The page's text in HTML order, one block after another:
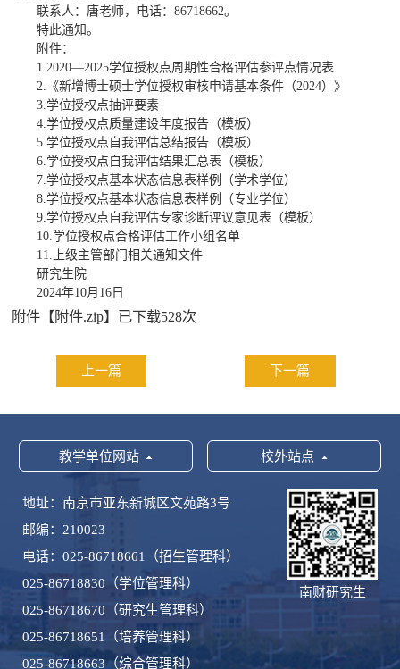
联系人：唐老师，电话：86718662。
特此通知。
附件：
1.2020—2025学位授权点周期性合格评估参评点情况表
2.《新增博士硕士学位授权审核申请基本条件（2024）》
3.学位授权点抽评要素
4.学位授权点质量建设年度报告（模板）
5.学位授权点自我评估总结报告（模板）
6.学位授权点自我评估结果汇总表（模板）
7.学位授权点基本状态信息表样例（学术学位）
8.学位授权点基本状态信息表样例（专业学位）
9.学位授权点自我评估专家诊断评议意见表（模板）
10.学位授权点合格评估工作小组名单
11.上级主管部门相关通知文件
研究生院
2024年10月16日
附件【 附件.zip】已下载528次
上一篇 下一篇
教学单位网站 校外站点
地址：南京市亚东新城区文苑路3号
邮编：210023
电话：025-86718661（招生管理科）
025-86718830（学位管理科）
025-86718670（研究生管理科）
025-86718651（培养管理科）
025-86718663（综合管理科）
南财研究生